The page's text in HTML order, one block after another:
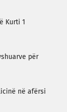
Kurti 1
për
në afërsi